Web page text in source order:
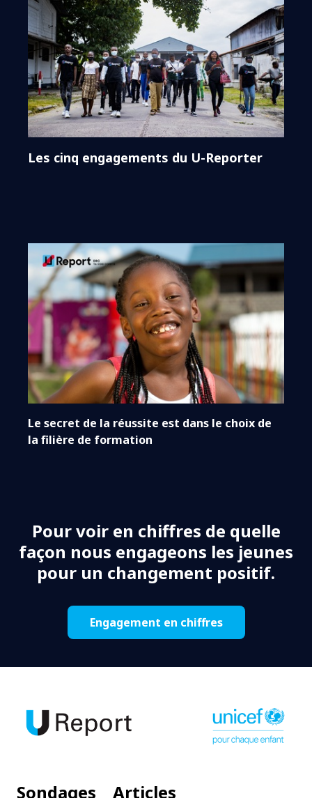
Les cinq engagements du U-Reporter
Le secret de la réussite est dans le choix de
la filière de formation
Pour voir en chiffres de quelle
façon nous engageons les jeunes
pour un changement positif.
Engagement en chiffres
Sondages Articles